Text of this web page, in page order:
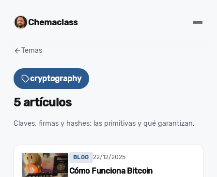
Chemaclass
Temas
cryptography
5 artículos
Claves, firmas y hashes: las primitivas y qué garantizan.
BLOG 22/12/2025
Cómo Funciona Bitcoin